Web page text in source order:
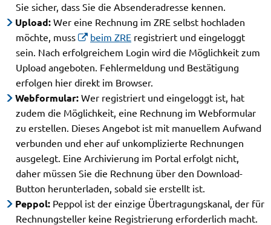
Sie sicher, dass Sie die Absenderadresse kennen.
Upload:Wer eine Rechnung im ZRE selbst hochladen
möchte, muss
beim ZRE registriert und eingeloggt
sein. Nach erfolgreichem Login wird die Möglichkeit zum
Upload angeboten. Fehlermeldung und Bestätigung
erfolgen hier direkt im Browser.
Webformular:Wer registriert und eingeloggt ist, hat
zudem die Möglichkeit, eine Rechnung im Webformular
zu erstellen. Dieses Angebot ist mit manuellem Aufwand
verbunden und eher auf unkomplizierte Rechnungen
ausgelegt. Eine Archivierung im Portal erfolgt nicht,
daher müssen Sie die Rechnung über den Download-
Button herunterladen, sobald sie erstellt ist.
Peppol: Peppol ist der einzige Übertragungskanal, der für
Rechnungsteller keine Registrierung erforderlich macht.